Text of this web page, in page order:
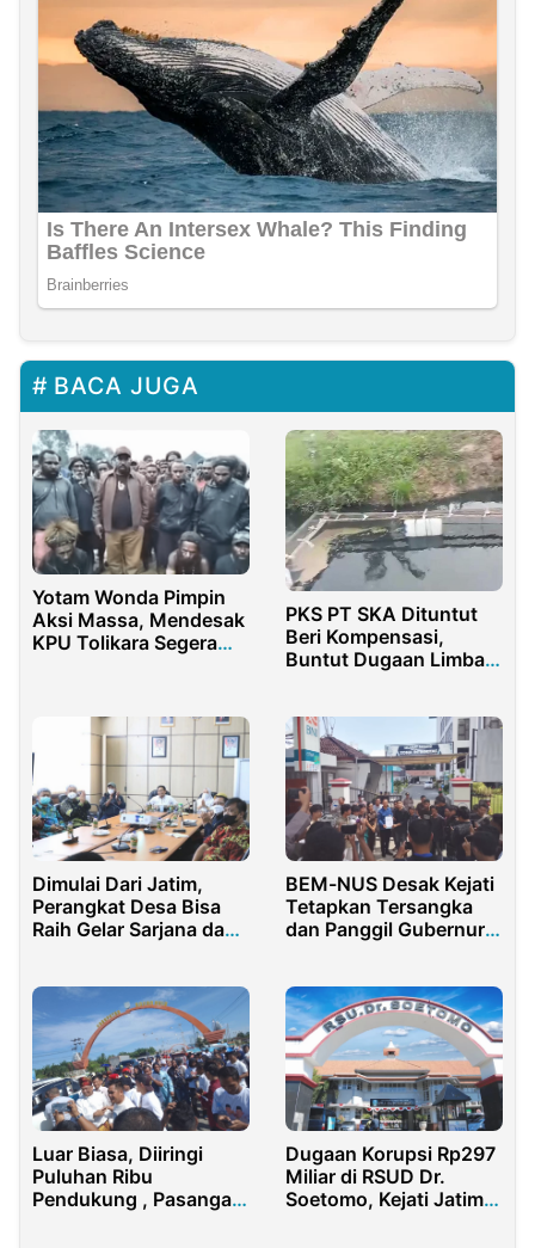
BACA JUGA
Yotam Wonda Pimpin
Aksi Massa, Mendesak
KPU Tolikara Segera
PKS PT SKA Dituntut
Beri Kompensasi,
Buntut Dugaan Limbah
Banyak Mati
Dimulai Dari Jatim,
Perangkat Desa Bisa
Raih Gelar Sarjana dan
BEM-NUS Desak Kejati
Tetapkan Tersangka
dan Panggil Gubernur
Luar Biasa, Diiringi
Puluhan Ribu
Pendukung , Pasangan
Dugaan Korupsi Rp297
Miliar di RSUD Dr.
Soetomo, Kejati Jatim